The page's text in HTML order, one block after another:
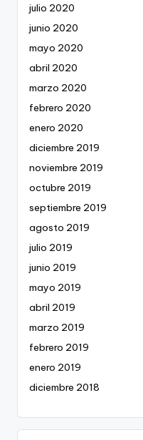
julio 2020
junio 2020
mayo 2020
abril 2020
marzo 2020
febrero 2020
enero 2020
diciembre 2019
noviembre 2019
octubre 2019
septiembre 2019
agosto 2019
julio 2019
junio 2019
mayo 2019
abril 2019
marzo 2019
febrero 2019
enero 2019
diciembre 2018